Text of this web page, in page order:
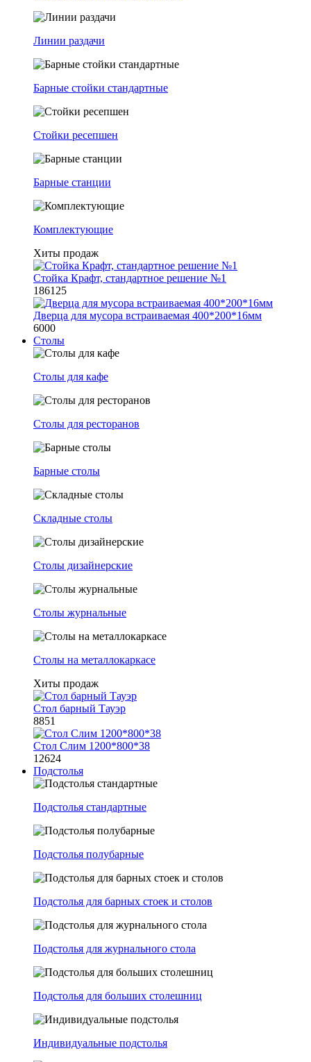
Линии раздачи
Барные стойки стандартные
Стойки ресепшен
Барные станции
Комплектующие
Хиты продаж
Стойка Крафт, стандартное решение №1
186125
Дверца для мусора встраиваемая 400*200*16мм
6000
Столы
Столы для кафе
Столы для ресторанов
Барные столы
Складные столы
Столы дизайнерские
Столы журнальные
Столы на металлокаркасе
Хиты продаж
Стол барный Тауэр
8851
Стол Слим 1200*800*38
12624
Подстолья
Подстолья стандартные
Подстолья полубарные
Подстолья для барных стоек и столов
Подстолья для журнального стола
Подстолья для больших столешниц
Индивидуальные подстолья